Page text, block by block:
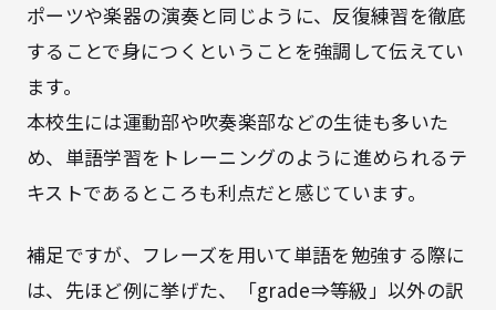
ポーツや楽器の演奏と同じように、反復練習を徹底
することで身につくということを強調して伝えてい
ます。
本校生には運動部や吹奏楽部などの生徒も多いた
め、単語学習をトレーニングのように進められるテ
キストであるところも利点だと感じています。
補足ですが、フレーズを用いて単語を勉強する際に
は、先ほど例に挙げた、「grade⇒等級」以外の訳